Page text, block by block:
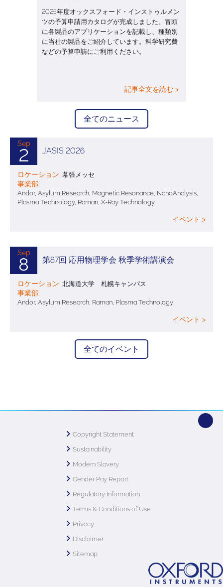
2025年度オックスフォード・インストゥルメン
ツの予算申請用カタログが完成しました。冒頭
に各製品のアプリケーションを記載し、種類別
に当社の製品をご紹介しています。科学研究費
などの予算申請にご利用ください。
記事全文を読む >
全てのニュース
Sep
2 JASIS 2026
ロケーション: 幕張メッセ
事業部:
Andor, Asylum Research, Magnetic Resonance, NanoAnalysis,
Plasma Technology, Raman, X-Ray Technology
イベント >
Sep
8 第87回 応用物理学会 秋季学術講演会
ロケーション: 北海道大学 札幌キャンパス
事業部:
Andor, Asylum Research, Raman, Plasma Technology
イベント >
全てのイベント
Copyright Statement
Sustainability
Modern Slavery
Gender Pay Report
Regulatory Information
Terms & Conditions of Use
Privacy
Disclaimer
Sitemap